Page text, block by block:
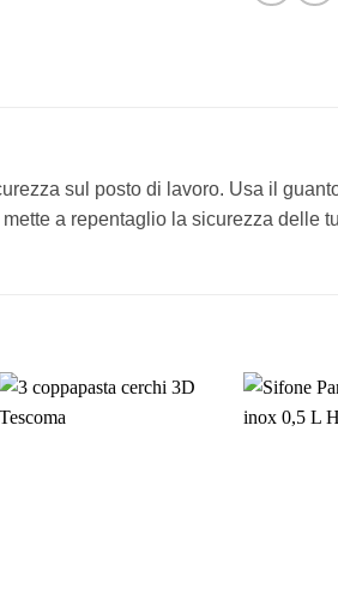
sul posto di lavoro. Usa il
a repentaglio la sicurezza delle